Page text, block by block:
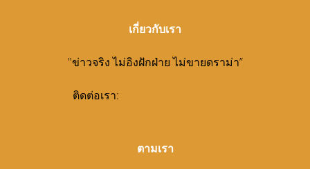
เกี่ยวกับเรา
"ข่าวจริง ไม่อิงฝักฝ่าย ไม่ขายดราม่า”
ติดต่อเรา:
ตามเรา